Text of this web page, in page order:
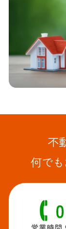
不
何で